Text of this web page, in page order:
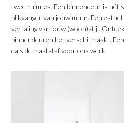
twee ruimtes. Een binnendeur is hét
blikvanger van jouw muur. Een
vertaling van jouw (woon)stijl.
binnendeuren het verschil maakt.
da's de maatstaf voor ons werk.